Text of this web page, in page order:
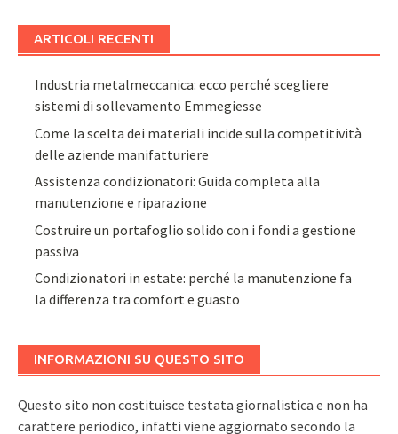
ARTICOLI RECENTI
Industria metalmeccanica: ecco perché scegliere
sistemi di sollevamento Emmegiesse
Come la scelta dei materiali incide sulla competitività
delle aziende manifatturiere
Assistenza condizionatori: Guida completa alla
manutenzione e riparazione
Costruire un portafoglio solido con i fondi a gestione
passiva
Condizionatori in estate: perché la manutenzione fa
la differenza tra comfort e guasto
INFORMAZIONI SU QUESTO SITO
Questo sito non costituisce testata giornalistica e non ha
carattere periodico, infatti viene aggiornato secondo la